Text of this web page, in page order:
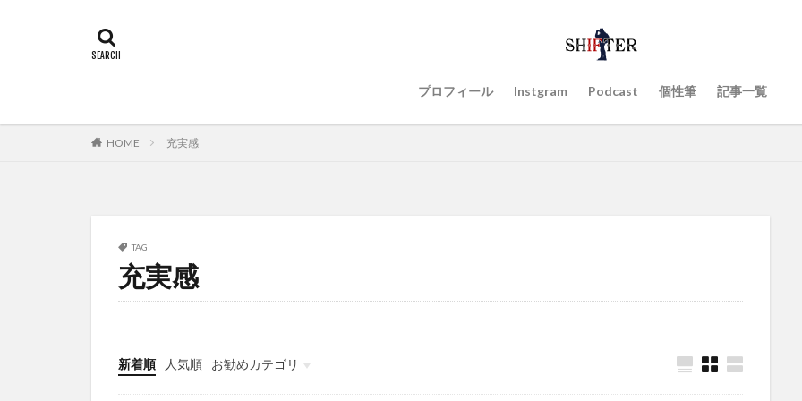
プロフィール Instgram Podcast 個性筆 記事一覧
HOME 充実感
TAG
充実感
新着順 人気順
お勧めカテゴリ
ことばの力